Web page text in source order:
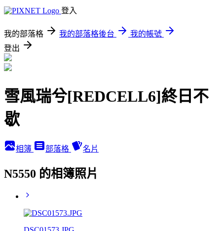
登入
我的部落格 我的部落格後台
我的帳號
登出
雪風瑞兮[REDCELL6]終日不
歇
相簿 部落格 名片
N5550 的相簿照片